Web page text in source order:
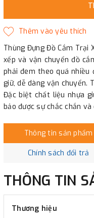
Thùng Đựng Đồ Cắm Trại
xếp và vận chuyển đồ
phải đem theo quá nhiều
giữ, dễ dàng vận chuyển.
Đặc biệt chất liệu nhựa
bảo được sự chắc chắn
Thông tin sản phẩm
Chính sách đổi trả
THÔNG TIN
Thương hiệu